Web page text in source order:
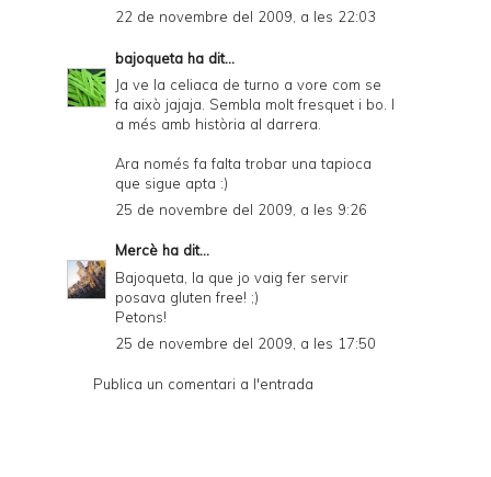
22 de novembre del 2009, a les 22:03
bajoqueta ha dit...
Ja ve la celiaca de turno a vore com se
fa això jajaja. Sembla molt fresquet i bo. I
a més amb història al darrera.
Ara només fa falta trobar una tapioca
que sigue apta :)
25 de novembre del 2009, a les 9:26
Mercè ha dit...
Bajoqueta, la que jo vaig fer servir
posava gluten free! ;)
Petons!
25 de novembre del 2009, a les 17:50
Publica un comentari a l'entrada